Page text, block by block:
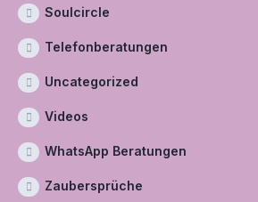
Soulcircle
Telefonberatungen
Uncategorized
Videos
WhatsApp Beratungen
Zaubersprüche